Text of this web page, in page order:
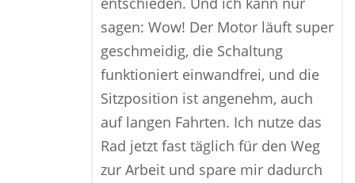
sagen: Wow! Der Motor läuft super
geschmeidig, die Schaltung
funktioniert einwandfrei, und die
Sitzposition ist angenehm, auch
auf langen Fahrten. Ich nutze das
Rad jetzt fast täglich für den Weg
zur Arbeit und spare mir dadurch